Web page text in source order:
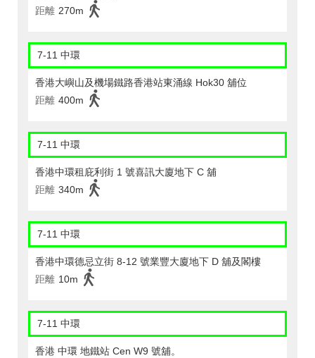
距離 270m
7-11 中環
香港大嶼山及機場鐵路香港站東涌線 Hok30 舖位
距離 400m
7-11 中環
香港中環租庇利街 1 號喜訊大廈地下 C 舖
距離 340m
7-11 中環
香港中環德忌立街 8-12 號業豐大廈地下 D 舖及閣樓
距離 10m
7-11 中環
香港 中環 地鐵站 Cen W9 號舖。